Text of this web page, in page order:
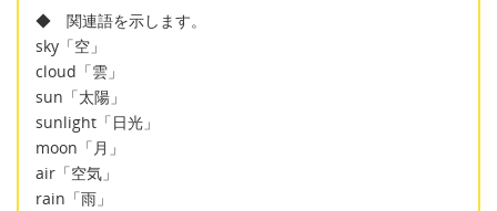
◆ 関連語を示します。
sky「空」
cloud「雲」
sun「太陽」
sunlight「日光」
moon「月」
air「空気」
rain「雨」